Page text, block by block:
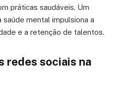
práticas saudáveis. Um
mental impulsiona a
e a retenção de talentos.
redes sociais na